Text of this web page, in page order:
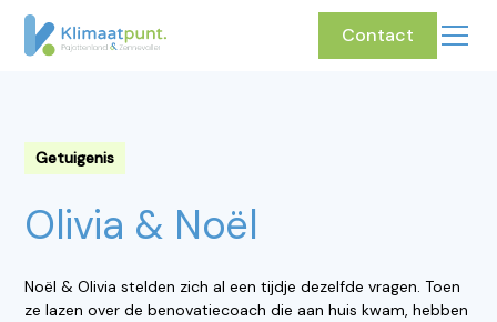
Contact
Getuigenis
Olivia & Noël
Noël & Olivia stelden zich al een tijdje dezelfde vragen. Toen
ze lazen over de benovatiecoach die aan huis kwam, hebben